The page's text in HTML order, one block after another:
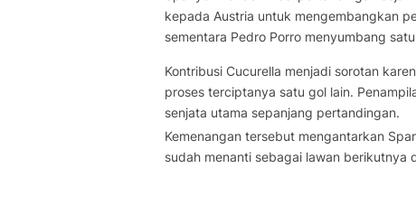
kepada Austria untuk mengembangkan
sementara Pedro Porro menyumbang
Kontribusi Cucurella menjadi sorotan
proses terciptanya satu gol lain.
senjata utama sepanjang pertandingan.
Kemenangan tersebut mengantarkan
sudah menanti sebagai lawan berikutnya